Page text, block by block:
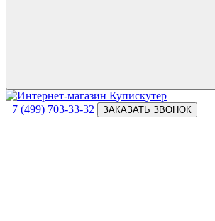
+7 (499) 703-33-32 ЗАКАЗАТЬ ЗВОНОК